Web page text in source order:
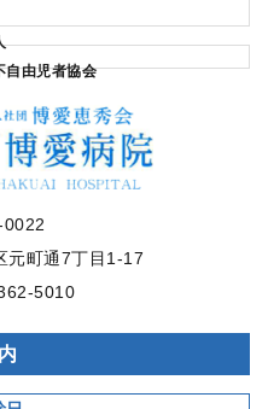
自由児者協会
0022
元町通7丁目1-17
5010